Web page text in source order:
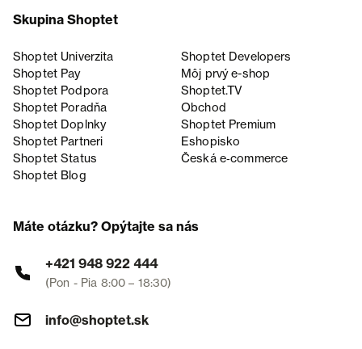
Skupina Shoptet
Shoptet Univerzita
Shoptet Developers
Shoptet Pay
Môj prvý e-shop
Shoptet Podpora
Shoptet.TV
Shoptet Poradňa
Obchod
Shoptet Doplnky
Shoptet Premium
Shoptet Partneri
Eshopisko
Shoptet Status
Česká e‑commerce
Shoptet Blog
Máte otázku? Opýtajte sa nás
+421 948 922 444
(Pon - Pia 8:00 – 18:30)
info@shoptet.sk